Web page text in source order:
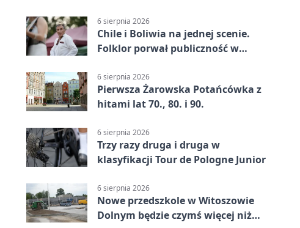
6 sierpnia 2026
Chile i Boliwia na jednej scenie.
Folklor porwał publiczność w
6 sierpnia 2026
Pierwsza Żarowska Potańcówka z
hitami lat 70., 80. i 90.
6 sierpnia 2026
Trzy razy druga i druga w
klasyfikacji Tour de Pologne Junior
6 sierpnia 2026
Nowe przedszkole w Witoszowie
Dolnym będzie czymś więcej niż